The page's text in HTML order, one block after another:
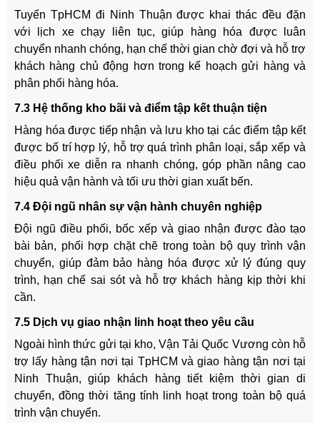
Tuyến TpHCM đi Ninh Thuận được khai thác đều đặn
với lịch xe chạy liên tục, giúp hàng hóa được luân
chuyển nhanh chóng, hạn chế thời gian chờ đợi và hỗ trợ
khách hàng chủ động hơn trong kế hoạch gửi hàng và
phân phối hàng hóa.
7.3 Hệ thống kho bãi và điểm tập kết thuận tiện
Hàng hóa được tiếp nhận và lưu kho tại các điểm tập kết
được bố trí hợp lý, hỗ trợ quá trình phân loại, sắp xếp và
điều phối xe diễn ra nhanh chóng, góp phần nâng cao
hiệu quả vận hành và tối ưu thời gian xuất bến.
7.4 Đội ngũ nhân sự vận hành chuyên nghiệp
Đội ngũ điều phối, bốc xếp và giao nhận được đào tạo
bài bản, phối hợp chặt chẽ trong toàn bộ quy trình vận
chuyển, giúp đảm bảo hàng hóa được xử lý đúng quy
trình, hạn chế sai sót và hỗ trợ khách hàng kịp thời khi
cần.
7.5 Dịch vụ giao nhận linh hoạt theo yêu cầu
Ngoài hình thức gửi tại kho, Vận Tải Quốc Vương còn hỗ
trợ lấy hàng tận nơi tại TpHCM và giao hàng tận nơi tại
Ninh Thuận, giúp khách hàng tiết kiệm thời gian di
chuyển, đồng thời tăng tính linh hoạt trong toàn bộ quá
trình vận chuyển.